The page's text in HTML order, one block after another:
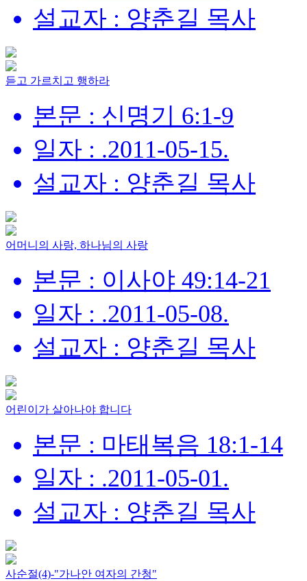
설교자 : 양춘길 목사
듣고 가르치고 행하라
본문 : 신명기 6:1-9
일자 : .2011-05-15.
설교자 : 양춘길 목사
어머니의 사랑, 하나님의 사랑
본문 : 이사야 49:14-21
일자 : .2011-05-08.
설교자 : 양춘길 목사
어린이가 살아나야 합니다
본문 : 마태복음 18:1-14
일자 : .2011-05-01.
설교자 : 양춘길 목사
사순절(4)-"가나안 여자의 간청"